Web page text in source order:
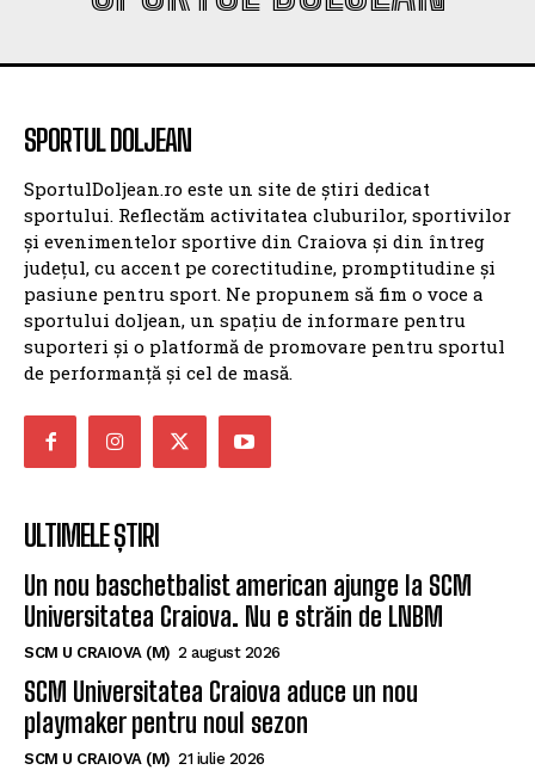
SPORTUL DOLJEAN
SportulDoljean.ro este un site de știri dedicat
sportului. Reflectăm activitatea cluburilor, sportivilor
și evenimentelor sportive din Craiova și din întreg
județul, cu accent pe corectitudine, promptitudine și
pasiune pentru sport. Ne propunem să fim o voce a
sportului doljean, un spațiu de informare pentru
suporteri și o platformă de promovare pentru sportul
de performanță și cel de masă.
ULTIMELE ȘTIRI
Un nou baschetbalist american ajunge la SCM
Universitatea Craiova. Nu e străin de LNBM
SCM U CRAIOVA (M) 2 august 2026
SCM Universitatea Craiova aduce un nou
playmaker pentru noul sezon
SCM U CRAIOVA (M) 21 iulie 2026